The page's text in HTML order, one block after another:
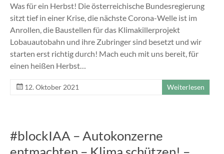
Was für ein Herbst! Die österreichische Bundesregierung
sitzt tief in einer Krise, die nächste Corona-Welle ist im
Anrollen, die Baustellen für das Klimakillerprojekt
Lobauautobahn und ihre Zubringer sind besetzt und wir
starten erst richtig durch! Mach euch mit uns bereit, für
einen heißen Herbst…
12. Oktober 2021 Weiterlesen
#blockIAA – Autokonzerne